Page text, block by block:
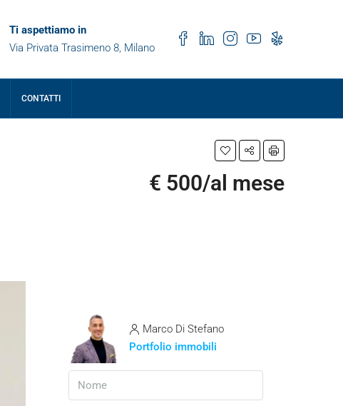
Ti aspettiamo in
Via Privata Trasimeno 8, Milano
CONTATTI
€ 500/al mese
Marco Di Stefano
Portfolio immobili